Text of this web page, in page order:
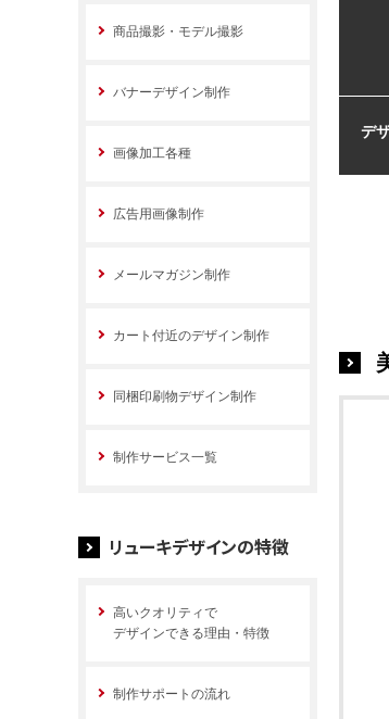
デ
商品撮影・モデル撮影
バナーデザイン制作
画像加工各種
広告用画像制作
メールマガジン制作
カート付近のデザイン制作
同梱印刷物デザイン制作
制作サービス一覧
リューキデザインの特徴
高いクオリティで
デザインできる理由・特徴
制作サポートの流れ